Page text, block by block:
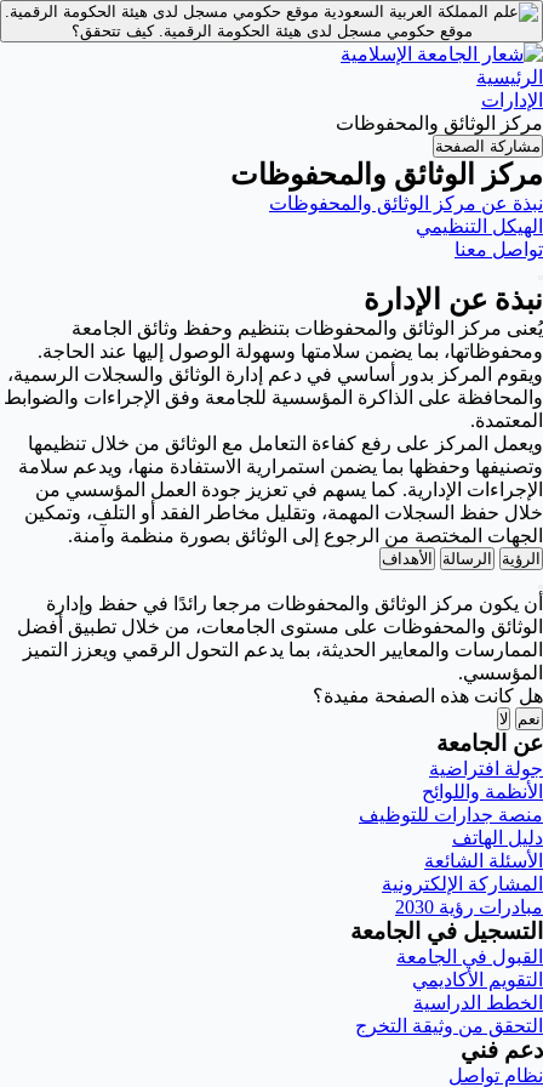
موقع حكومي مسجل لدى هيئة الحكومة الرقمية.
موقع حكومي مسجل لدى هيئة الحكومة الرقمية.كيف تتحقق؟
الرئيسية
الإدارات
مركز الوثائق والمحفوظات
مشاركة الصفحة
مركز الوثائق والمحفوظات
نبذة عن مركز الوثائق والمحفوظات
الهيكل التنظيمي
تواصل معنا
نبذة عن الإدارة
يُعنى مركز الوثائق والمحفوظات بتنظيم وحفظ وثائق الجامعة
ومحفوظاتها، بما يضمن سلامتها وسهولة الوصول إليها عند الحاجة.
ويقوم المركز بدور أساسي في دعم إدارة الوثائق والسجلات الرسمية،
والمحافظة على الذاكرة المؤسسية للجامعة وفق الإجراءات والضوابط
المعتمدة.
ويعمل المركز على رفع كفاءة التعامل مع الوثائق من خلال تنظيمها
وتصنيفها وحفظها بما يضمن استمرارية الاستفادة منها، ويدعم سلامة
الإجراءات الإدارية. كما يسهم في تعزيز جودة العمل المؤسسي من
خلال حفظ السجلات المهمة، وتقليل مخاطر الفقد أو التلف، وتمكين
الجهات المختصة من الرجوع إلى الوثائق بصورة منظمة وآمنة.
الرؤية الرسالة الأهداف
أن يكون مركز الوثائق والمحفوظات مرجعا رائدًا في حفظ وإدارة
الوثائق والمحفوظات على مستوى الجامعات، من خلال تطبيق أفضل
الممارسات والمعايير الحديثة، بما يدعم التحول الرقمي ويعزز التميز
المؤسسي.
هل كانت هذه الصفحة مفيدة؟
نعم لا
عن الجامعة
جولة افتراضية
الأنظمة واللوائح
منصة جدارات للتوظيف
دليل الهاتف
الأسئلة الشائعة
المشاركة الإلكترونية
مبادرات رؤية 2030
التسجيل في الجامعة
القبول في الجامعة
التقويم الأكاديمي
الخطط الدراسية
التحقق من وثيقة التخرج
دعم فني
نظام تواصل